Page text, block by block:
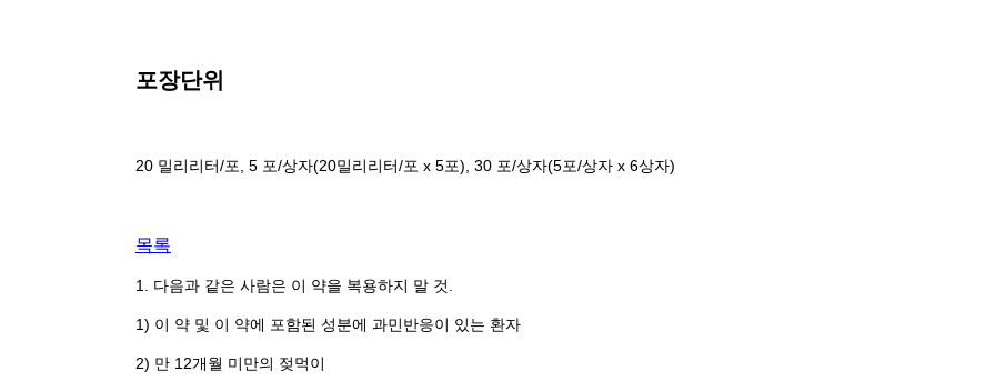
포장단위
20 밀리리터/포, 5 포/상자(20밀리리터/포 x 5포), 30 포/상자(5포/상자 x 6상자)
목록
1. 다음과 같은 사람은 이 약을 복용하지 말 것.
1) 이 약 및 이 약에 포함된 성분에 과민반응이 있는 환자
2) 만 12개월 미만의 젖먹이